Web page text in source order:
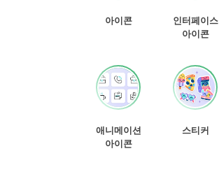
아이콘
인터페이스
아이콘
애니메이션
아이콘
스티커